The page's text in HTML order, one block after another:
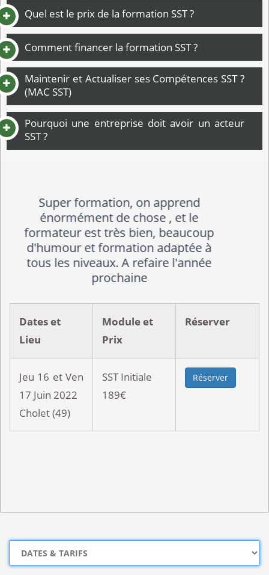
Quel est le prix de la formation SST ?
Comment financer la formation SST ?
Maintenir et Actualiser ses Compétences SST ?
(MAC SST)
Pourquoi une entreprise doit avoir un acteur
SST ?
formation a la hauteur de mes
attentes
Dates et
Lieu
Module et
Prix
Réserver
Jeu 16 et Ven
17 Juin 2022
Cholet (49)
SST Initiale
189€
Réserver